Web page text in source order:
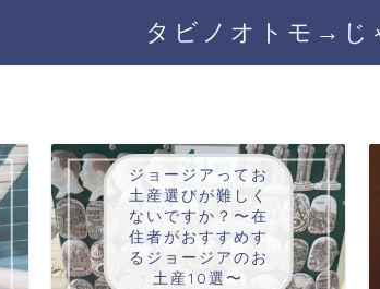
タビノオトモ→じ
ジョージアってお
土産選びが難しく
ないですか？〜在
住者がおすすめす
るジョージアのお
土産10選〜